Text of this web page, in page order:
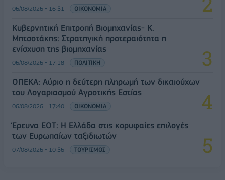
06/08/2026 - 16:51 ΟΙΚΟΝΟΜΙΑ
Κυβερνητική Επιτροπή Βιομηχανίας- Κ.
Μητσοτάκης: Στρατηγική προτεραιότητα η
ενίσχυση της βιομηχανίας
06/08/2026 - 17:18 ΠΟΛΙΤΙΚΗ
ΟΠΕΚΑ: Αύριο η δεύτερη πληρωμή των δικαιούχων
του Λογαριασμού Αγροτικής Εστίας
06/08/2026 - 17:40 ΟΙΚΟΝΟΜΙΑ
Έρευνα ΕΟΤ: Η Ελλάδα στις κορυφαίες επιλογές
των Ευρωπαίων ταξιδιωτών
07/08/2026 - 10:56 ΤΟΥΡΙΣΜΟΣ